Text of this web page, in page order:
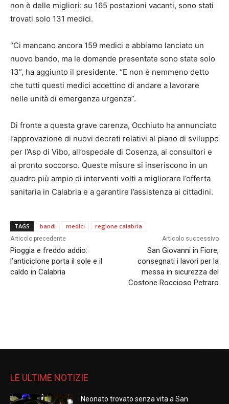
non è delle migliori: su 165 postazioni vacanti, sono stati
trovati solo 131 medici.
“Ci mancano ancora 159 medici e abbiamo lanciato un
nuovo bando, ma le domande presentate sono state solo
13”, ha aggiunto il presidente. “E non è nemmeno detto
che tutti questi medici accettino di andare a lavorare
nelle unità di emergenza urgenza”.
Di fronte a questa grave carenza, Occhiuto ha annunciato
l’approvazione di nuovi decreti relativi al piano di sviluppo
per l’Asp di Vibo, all’ospedale di Cosenza, ai consultori e
ai pronto soccorso. Queste misure si inseriscono in un
quadro più ampio di interventi volti a migliorare l’offerta
sanitaria in Calabria e a garantire l’assistenza ai cittadini.
TAGS bandi medici regione calabria
Articolo precedente
Pioggia e freddo addio:
l’anticiclone porta il sole e il
caldo in Calabria
Articolo successivo
San Giovanni in Fiore,
consegnati i lavori per la
messa in sicurezza del
Costone Roccioso Petraro
LE ULTIME NOTIZIE
Neonato trovato senza vita a San